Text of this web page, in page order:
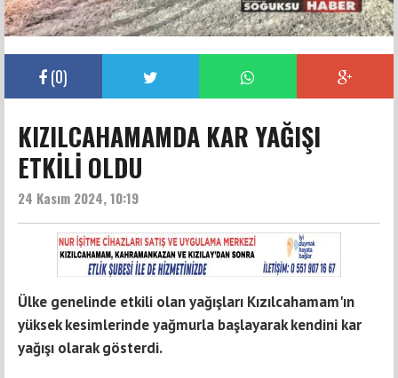
(0)
KIZILCAHAMAMDA KAR YAĞIŞI
ETKİLİ OLDU
24 Kasım 2024, 10:19
Ülke genelinde etkili olan yağışları Kızılcahamam'ın
yüksek kesimlerinde yağmurla başlayarak kendini kar
yağışı olarak gösterdi.